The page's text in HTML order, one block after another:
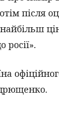
після
росії».